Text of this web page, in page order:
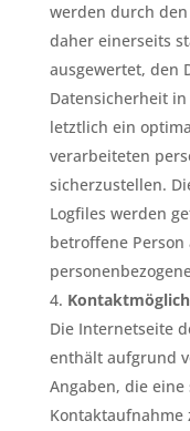
werden durch
daher einerseits
ausgewertet, den
Datensicherheit
letztlich ein
verarbeiteten
sicherzustellen.
Logfiles werden
betroffene Person
Die Internetseite
enthält aufgrund
Angaben, die
Kontaktaufnahme